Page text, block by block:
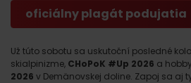
Už túto sobotu sa uskutoční posledné
skialpinizme, CHoPoK #Up 2026 a
2026 v Demänovskej doline. Zapoj sa aj
oficiálny plagát podujatia